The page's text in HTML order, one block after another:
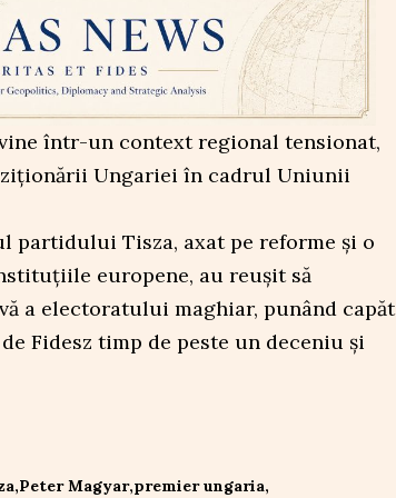
într-un context regional tensionat,
Ungariei în cadrul Uniunii
partidului Tisza, axat pe reforme și o
europene, au reușit să
a electoratului maghiar, punând capăt
Fidesz timp de peste un deceniu și
Peter Magyar premier ungaria